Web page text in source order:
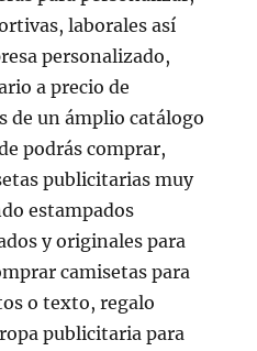
laborales así
personalizado,
a precio de
de un ámplio catálogo
podrás comprar,
publicitarias muy
estampados
y originales para
camisetas para
o texto, regalo
publicitaria para